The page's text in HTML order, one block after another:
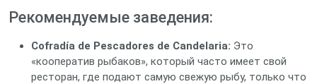
Рекомендуемые заведения:
Cofradía de Pescadores de Candelaria: Это
«кооператив рыбаков», который часто имеет свой
ресторан, где подают самую свежую рыбу, только что